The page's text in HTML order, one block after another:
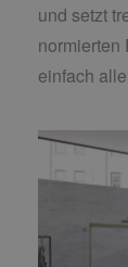
und setzt
normierten
einfach